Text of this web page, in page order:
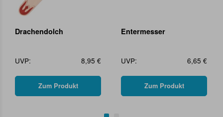
Drachendolch
UVP: 8,95 €
Zum Produkt
Entermesser
UVP: 6,65 €
Zum Produkt